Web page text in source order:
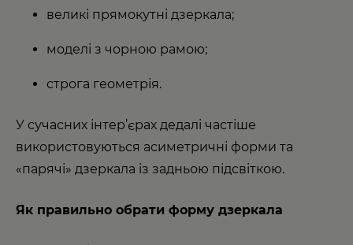
великі прямокутні дзеркала;
моделі з чорною рамою;
строга геометрія.
У сучасних інтер’єрах дедалі частіше
використовуються асиметричні форми та
«парячі» дзеркала із задньою підсвіткою.
Як правильно обрати форму дзеркала